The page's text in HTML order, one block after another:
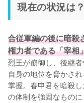
現在の状況は？
合従軍編の後に暗殺
権力者である「宰相
烈王が崩御し、後継者
自身の地位を脅かさ
掌握。春申君を暗殺
の体制を強固なものに